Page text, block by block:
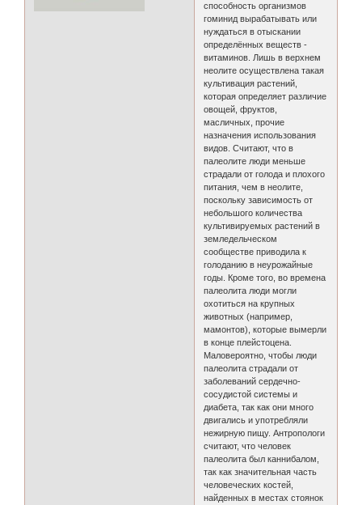
способность организмов
гоминид вырабатывать или
нуждаться в отыскании
определённых веществ -
витаминов. Лишь в верхнем
неолите осуществлена такая
культивация растений,
которая определяет различие
овощей, фруктов,
масличных, прочие
назначения использования
видов. Считают, что в
палеолите люди меньше
страдали от голода и плохого
питания, чем в неолите,
поскольку зависимость от
небольшого количества
культивируемых растений в
земледельческом
сообществе приводила к
голоданию в неурожайные
годы. Кроме того, во времена
палеолита люди могли
охотиться на крупных
животных (например,
мамонтов), которые вымерли
в конце плейстоцена.
Маловероятно, чтобы люди
палеолита страдали от
заболеваний сердечно-
сосудистой системы и
диабета, так как они много
двигались и употребляли
нежирную пищу. Антропологи
считают, что человек
палеолита был каннибалом,
так как значительная часть
человеческих костей,
найденных в местах стоянок